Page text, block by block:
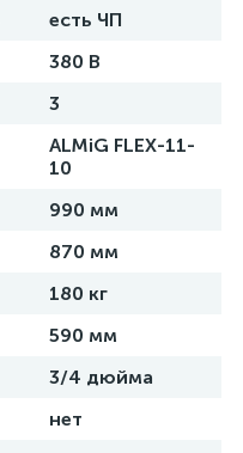
есть ЧП
380 В
3
ALMiG FLEX-11-
10
990 мм
870 мм
180 кг
590 мм
3/4 дюйма
нет